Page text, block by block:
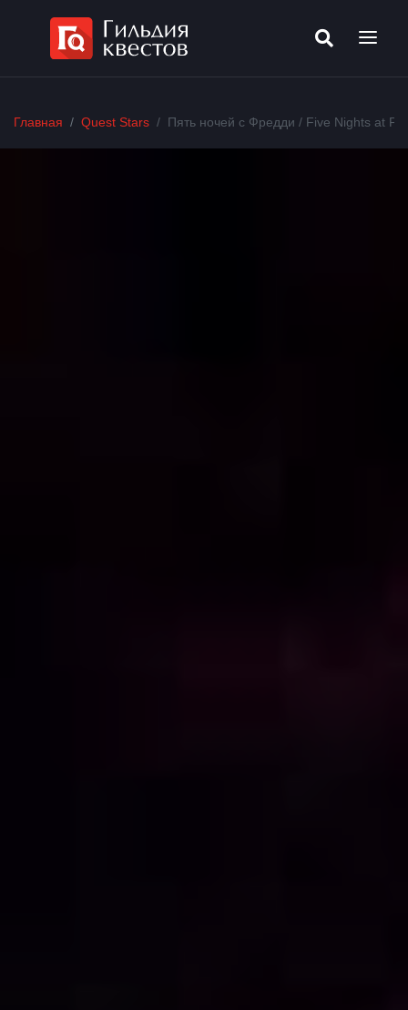
Главная Quest Stars Пять ночей с Фредди / Five Nights at